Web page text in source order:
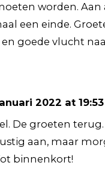
worden. Aan
een einde.
goede vlucht
2022 at 19:53
De groeten
aan, maar
binnenkort!